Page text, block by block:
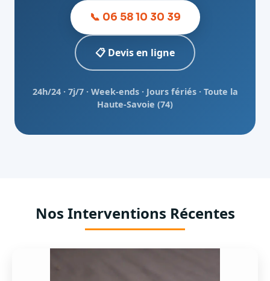
📞 06 58 10 30 39
📋 Devis en ligne
24h/24 · 7j/7 · Week-ends · Jours fériés · Toute la
Haute-Savoie (74)
Nos Interventions Récentes